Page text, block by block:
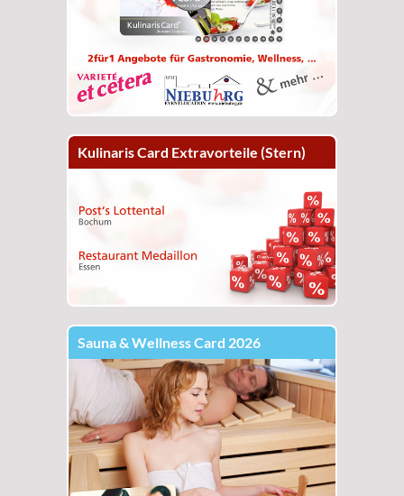
Kulinaris Card Extravorteile (Stern)
Sauna & Wellness Card 2026